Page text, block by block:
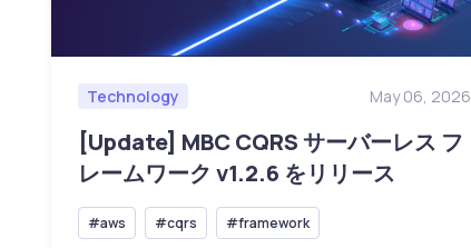
Technology May 06, 2026
[Update] MBC CQRS サーバーレス フ
レームワーク v1.2.6 をリリース
#aws #cqrs #framework